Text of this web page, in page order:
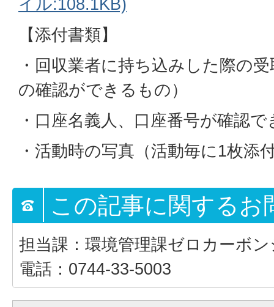
イル:108.1KB)
【添付書類】
・回収業者に持ち込みした際の
の確認ができるもの）
・口座名義人、口座番号が確認
・活動時の写真（活動毎に1枚添
この記事に関するお
担当課：環境管理課ゼロカーボ
電話：0744-33-5003